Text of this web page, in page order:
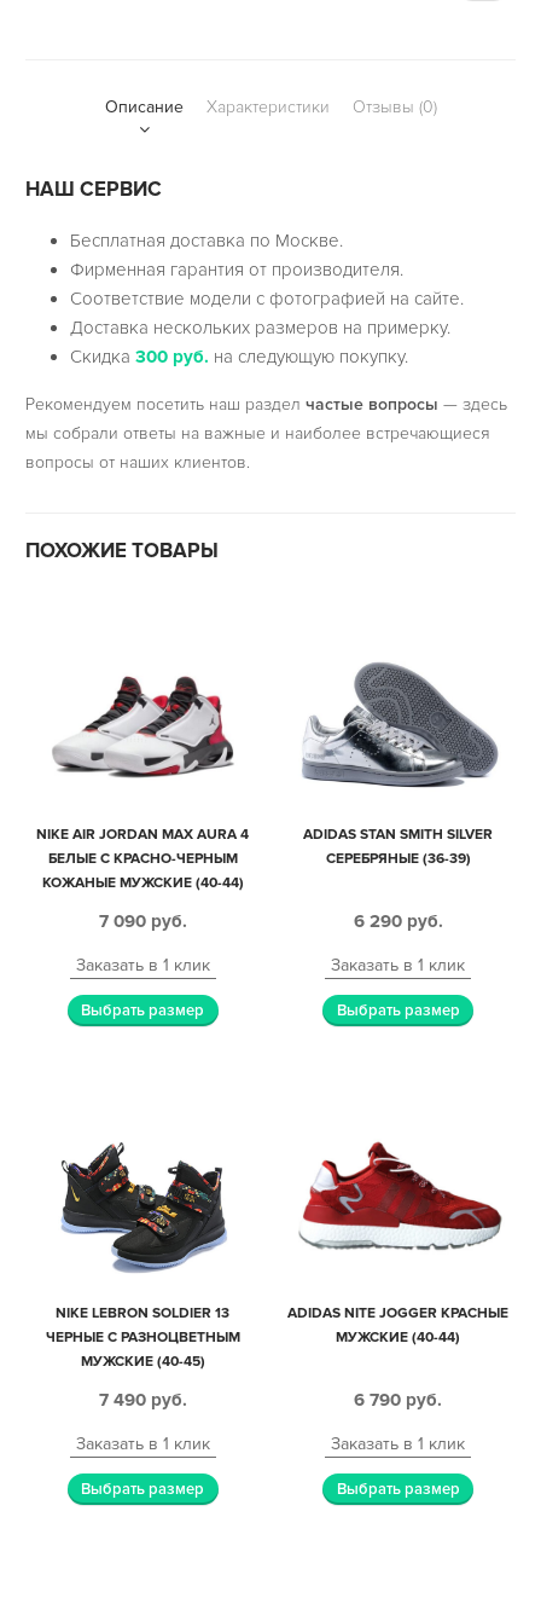
Описание Характеристики Отзывы (0)
НАШ СЕРВИС
Бесплатная доставка по Москве.
Фирменная гарантия от производителя.
Соответствие модели с фотографией на сайте.
Доставка нескольких размеров на примерку.
Скидка300 руб. на следующую покупку.
Рекомендуем посетить наш раздел частые вопросы — здесь
мы собрали ответы на важные и наиболее встречающиеся
вопросы от наших клиентов.
ПОХОЖИЕ ТОВАРЫ
NIKE AIR JORDAN MAX AURA 4
БЕЛЫЕ С КРАСНО-ЧЕРНЫМ
КОЖАНЫЕ МУЖСКИЕ (40-44)
7 090 руб.
Заказать в 1 клик
Выбрать размер
ADIDAS STAN SMITH SILVER
СЕРЕБРЯНЫЕ (36-39)
6 290 руб.
Заказать в 1 клик
Выбрать размер
NIKE LEBRON SOLDIER 13
ЧЕРНЫЕ С РАЗНОЦВЕТНЫМ
МУЖСКИЕ (40-45)
7 490 руб.
Заказать в 1 клик
Выбрать размер
ADIDAS NITE JOGGER КРАСНЫЕ
МУЖСКИЕ (40-44)
6 790 руб.
Заказать в 1 клик
Выбрать размер